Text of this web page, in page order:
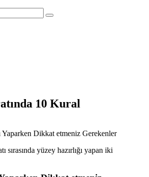
10 Kural
Yaparken Dikkat etmeniz Gerekenler